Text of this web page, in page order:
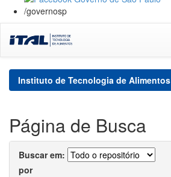
/governosp
navigation
Instituto de Tecnologia de Alimentos
Página de Busca
Buscar em:
por